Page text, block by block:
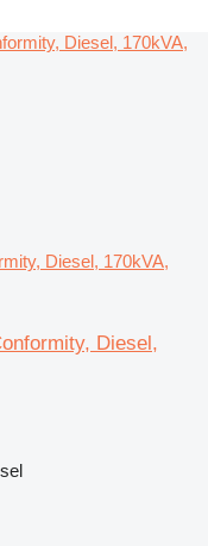
Diesel, 170kVA,
Diesel,